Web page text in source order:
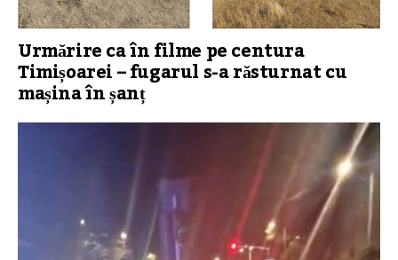
Urmărire ca în filme pe centura
Timișoarei – fugarul s-a răsturnat cu
mașina în șanț